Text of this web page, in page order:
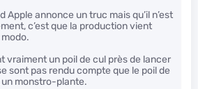
Apple annonce un truc mais qu’il n’est
c’est que la production vient
vraiment un poil de cul près de lancer
sont pas rendu compte que le poil de
monstro-plante.